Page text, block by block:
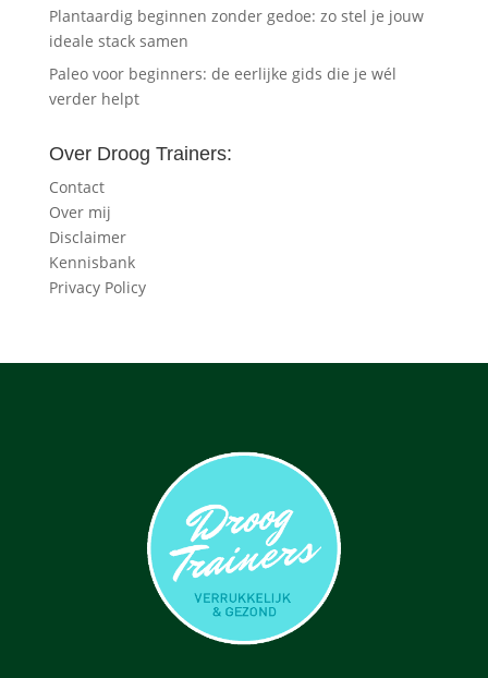
Plantaardig beginnen zonder gedoe: zo stel je jouw
ideale stack samen
Paleo voor beginners: de eerlijke gids die je wél
verder helpt
Over Droog Trainers:
Contact
Over mij
Disclaimer
Kennisbank
Privacy Policy